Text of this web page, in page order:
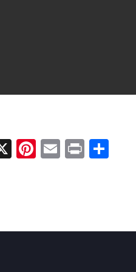
X Pinterest
Email
Print